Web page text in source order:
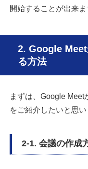
開始することが出来ま
2. Google
る方法
まずは、Google
をご紹介したいと思い
2-1. 会議の作成